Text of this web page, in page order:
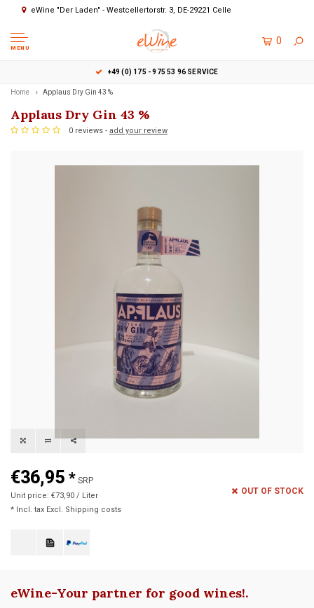
eWine "Der Laden" - Westcellertorstr. 3, DE-29221 Celle
MENU
0
+49 (0) 175 - 975 53 96 SERVICE
Home Applaus Dry Gin 43 %
Applaus Dry Gin 43 %
0 reviews - add your review
€36,95 * SRP
Unit price: €73,90 / Liter
* Incl. tax Excl. Shipping costs
OUT OF STOCK
eWine-Your partner for good wines!.